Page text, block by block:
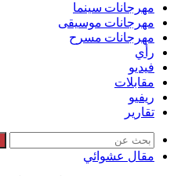
مهرجانات سينما
مهرجانات موسيقى
مهرجانات مسرح
رأي
فيديو
مقابلات
ريفيو
تقارير
مقال عشوائي